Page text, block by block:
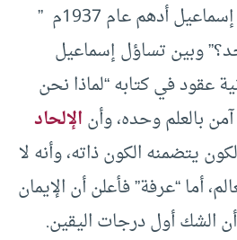
فارق كبير بين تساؤل إسماعيل أدهم عام 1937م ”
وبين تساؤل إسماعيل
عقود في كتابه “لماذا نحن
آمن بالعلم وحده، وأنالإلحاد
يتضمنه الكون ذاته، وأنه لا
أما “عرفة” فأعلن أن الإيمان
الشك أول درجات اليقين.